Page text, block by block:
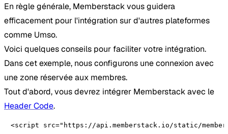
En règle générale, Memberstack vous guidera
efficacement pour l'intégration sur d'autres plateformes
comme Umso.
Voici quelques conseils pour faciliter votre intégration.
Dans cet exemple, nous configurons une connexion avec
une zone réservée aux membres.
Tout d'abord, vous devrez intégrer Memberstack avec le
Header Code.
<script src="https://api.memberstack.io/static/